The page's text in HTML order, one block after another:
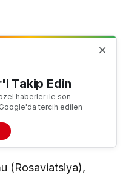
Takip Edin
haberler ile son
tercih edilen
(Rosaviatsiya),